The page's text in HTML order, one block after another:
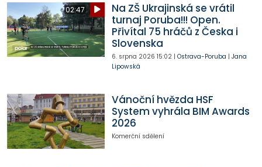
02:47
Na ZŠ Ukrajinská se vrátil
turnaj Poruba!!! Open.
Přivítal 75 hráčů z Česka i
Slovenska
6. srpna 2026 15:02| Ostrava-Poruba | Jana
Lipowská
Vánoční hvězda HSF
System vyhrála BIM Awards
2026
Komerční sdělení